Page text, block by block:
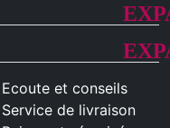
Ecoute et conseils
Service de livraison